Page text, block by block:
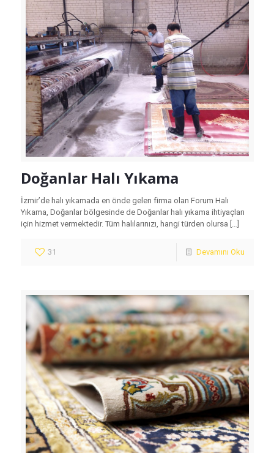
Doğanlar Halı Yıkama
İzmir’de halı yıkamada en önde gelen firma olan Forum Halı
Yıkama, Doğanlar bölgesinde de Doğanlar halı yıkama ihtiyaçları
için hizmet vermektedir. Tüm halılarınızı, hangi türden olursa […]
31 Devamını Oku